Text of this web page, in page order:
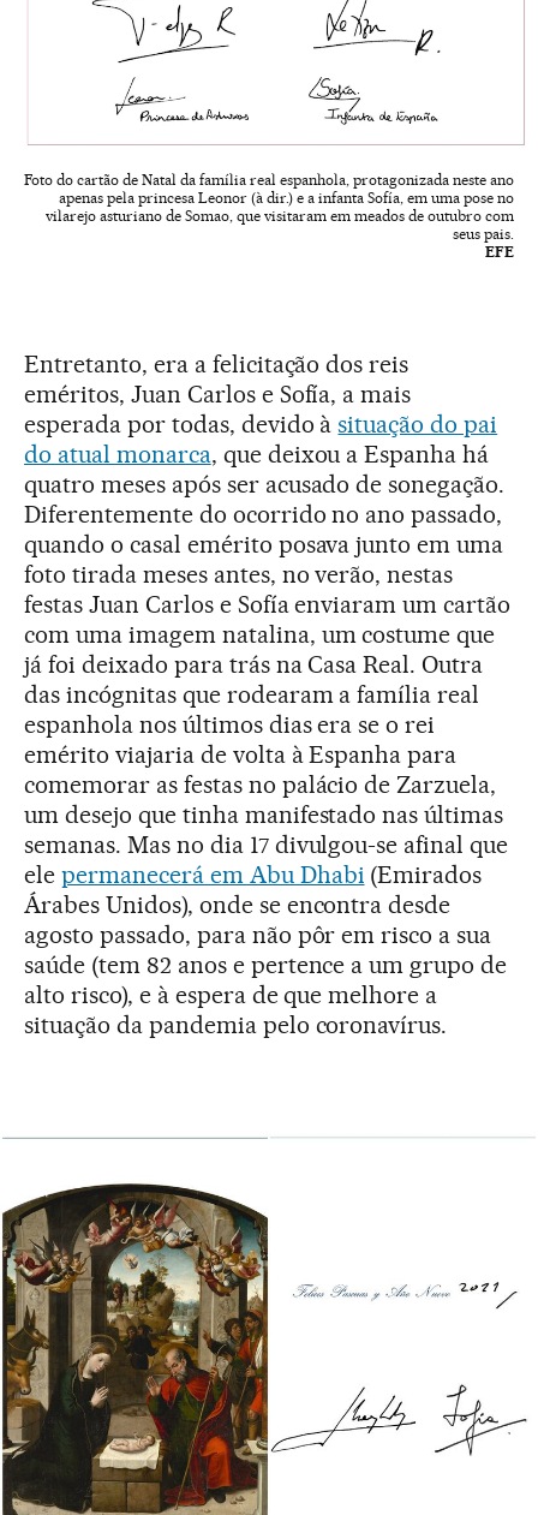
Foto do cartão de Natal da família real espanhola, protagonizada neste ano
apenas pela princesa Leonor (à dir.) e a infanta Sofía, em uma pose no
vilarejo asturiano de Somao, que visitaram em meados de outubro com
seus pais.
EFE
Entretanto, era a felicitação dos reis
eméritos, Juan Carlos e Sofía, a mais
esperada por todas, devido àsituação do pai
do atual monarca, que deixou a Espanha há
quatro meses após ser acusado de sonegação.
Diferentemente do ocorrido no ano passado,
quando o casal emérito posava junto em uma
foto tirada meses antes, no verão, nestas
festas Juan Carlos e Sofía enviaram um cartão
com uma imagem natalina, um costume que
já foi deixado para trás na Casa Real. Outra
das incógnitas que rodearam a família real
espanhola nos últimos dias era se o rei
emérito viajaria de volta à Espanha para
comemorar as festas no palácio de Zarzuela,
um desejo que tinha manifestado nas últimas
semanas. Mas no dia 17 divulgou-se afinal que
ele permanecerá em Abu Dhabi (Emirados
Árabes Unidos), onde se encontra desde
agosto passado, para não pôr em risco a sua
saúde (tem 82 anos e pertence a um grupo de
alto risco), e à espera de que melhore a
situação da pandemia pelo coronavírus.